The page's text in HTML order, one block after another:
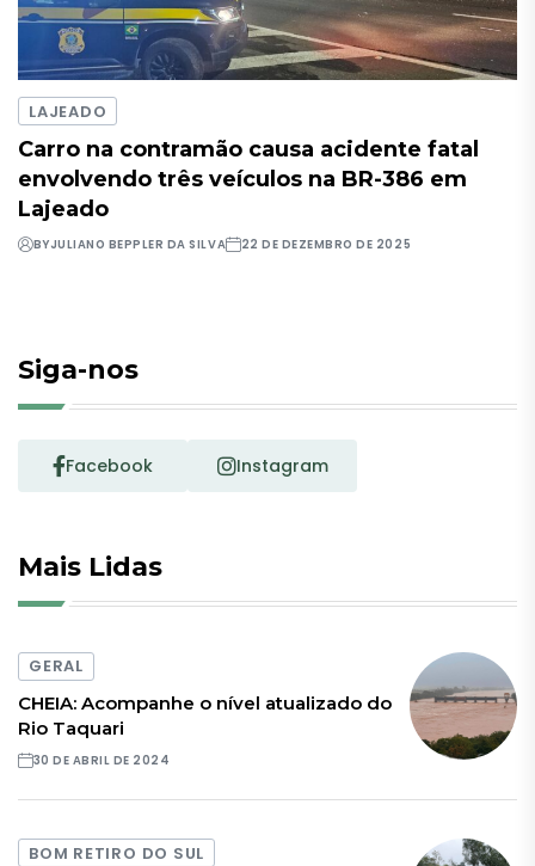
LAJEADO
Carro na contramão causa acidente fatal
envolvendo três veículos na BR-386 em
Lajeado
BYJULIANO BEPPLER DA SILVA 22 DE DEZEMBRO DE 2025
Siga-nos
Facebook Instagram
Mais Lidas
GERAL
CHEIA: Acompanhe o nível atualizado do
Rio Taquari
30 DE ABRIL DE 2024
BOM RETIRO DO SUL